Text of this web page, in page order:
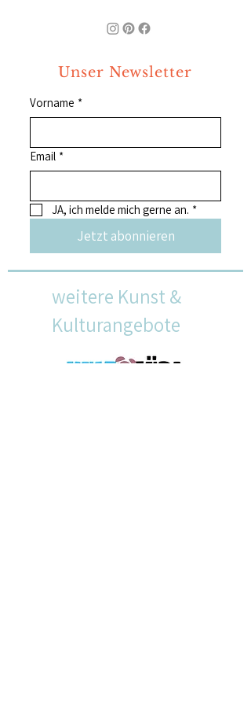
Unser Newsletter
Vorname *
Email *
JA, ich melde mich gerne an. *
Jetzt abonnieren
weitere Kunst &
Kulturangebote